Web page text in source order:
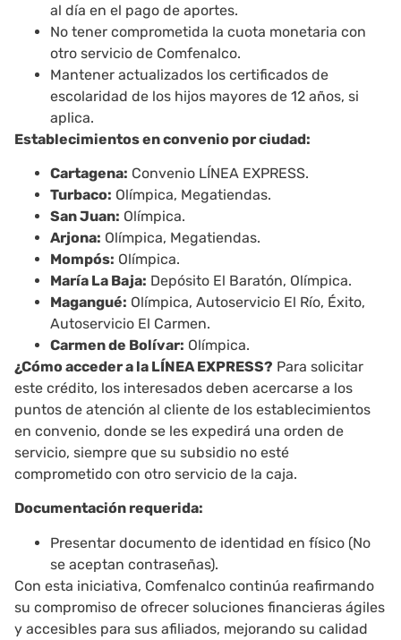
al día en el pago de aportes.
No tener comprometida la cuota monetaria con
otro servicio de Comfenalco.
Mantener actualizados los certificados de
escolaridad de los hijos mayores de 12 años, si
aplica.
Establecimientos en convenio por ciudad:
Cartagena: Convenio LÍNEA EXPRESS.
Turbaco: Olímpica, Megatiendas.
San Juan: Olímpica.
Arjona: Olímpica, Megatiendas.
Mompós: Olímpica.
María La Baja: Depósito El Baratón, Olímpica.
Magangué: Olímpica, Autoservicio El Río, Éxito,
Autoservicio El Carmen.
Carmen de Bolívar: Olímpica.
¿Cómo acceder a la LÍNEA EXPRESS? Para solicitar
este crédito, los interesados deben acercarse a los
puntos de atención al cliente de los establecimientos
en convenio, donde se les expedirá una orden de
servicio, siempre que su subsidio no esté
comprometido con otro servicio de la caja.
Documentación requerida:
Presentar documento de identidad en físico (No
se aceptan contraseñas).
Con esta iniciativa, Comfenalco continúa reafirmando
su compromiso de ofrecer soluciones financieras ágiles
y accesibles para sus afiliados, mejorando su calidad